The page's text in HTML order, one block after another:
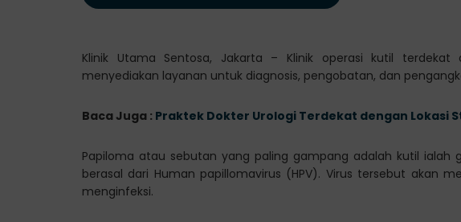
Klinik Utama Sentosa, Jakarta – Klinik operasi kutil
menyediakan layanan untuk diagnosis, pengobatan, dan
Baca Juga : Praktek Dokter Urologi Terdekat dengan Lokasi
Papiloma atau sebutan yang paling gampang adalah kutil ialah
berasal dari Human papillomavirus (HPV). Virus tersebut akan
menginfeksi.